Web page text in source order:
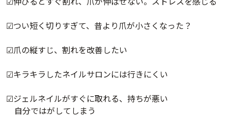
☑︎つい短く切りすぎて、昔より爪が小さくなった？
☑︎爪の縦すじ、割れを改善したい
☑︎キラキラしたネイルサロンには行きにくい
☑︎ジェルネイルがすぐに取れる、持ちが悪い
自分ではがしてしまう